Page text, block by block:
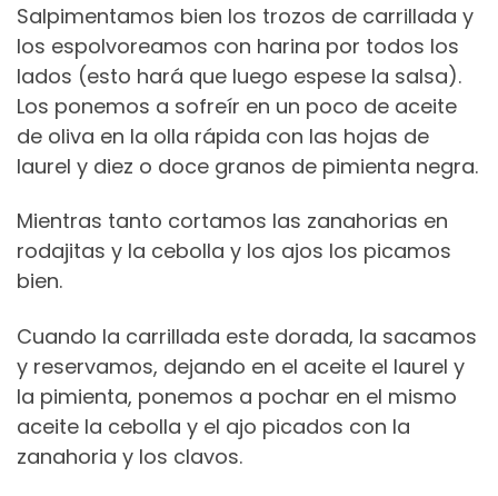
Salpimentamos bien los trozos de carrillada y
los espolvoreamos con harina por todos los
lados (esto hará que luego espese la salsa).
Los ponemos a sofreír en un poco de aceite
de oliva en la olla rápida con las hojas de
laurel y diez o doce granos de pimienta negra.
Mientras tanto cortamos las zanahorias en
rodajitas y la cebolla y los ajos los picamos
bien.
Cuando la carrillada este dorada, la sacamos
y reservamos, dejando en el aceite el laurel y
la pimienta, ponemos a pochar en el mismo
aceite la cebolla y el ajo picados con la
zanahoria y los clavos.